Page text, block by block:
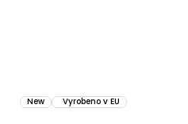
New Vyrobeno v EU